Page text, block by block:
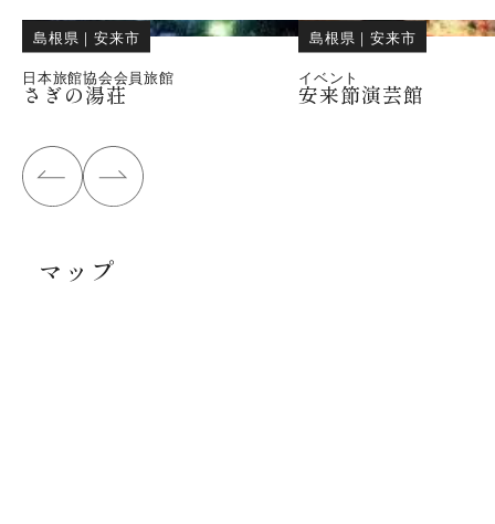
島根県 ｜安来市
日本旅館協会会員旅館
さぎの湯荘
島根県 ｜安来市
イベント
安来節演芸館
マップ